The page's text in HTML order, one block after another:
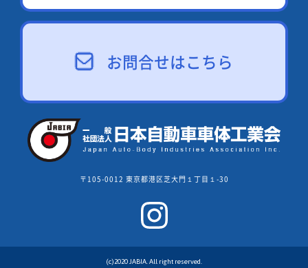
お問合せはこちら
〒105-0012 東京都港区芝大門１丁目１-30
(c)2020 JABIA. All right reserved.